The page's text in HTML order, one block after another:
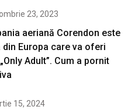
23, 2023
aeriană Corendon este
din Europa care va oferi
Adult”. Cum a pornit
15, 2024